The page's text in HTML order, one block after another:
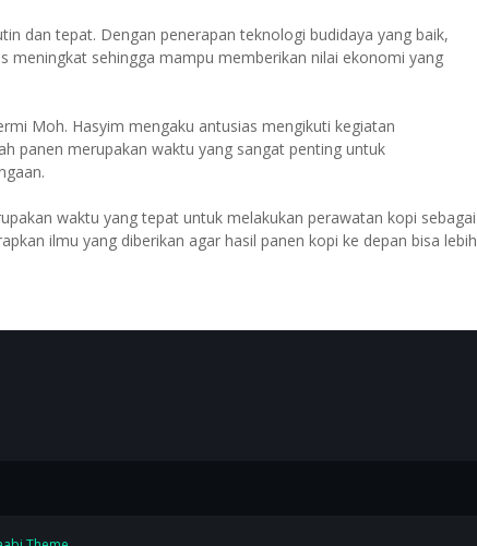
dan tepat. Dengan penerapan teknologi budidaya yang baik,
meningkat sehingga mampu memberikan nilai ekonomi yang
Moh. Hasyim mengaku antusias mengikuti kegiatan
panen merupakan waktu yang sangat penting untuk
waktu yang tepat untuk melakukan perawatan kopi sebagai
ilmu yang diberikan agar hasil panen kopi ke depan bisa lebih